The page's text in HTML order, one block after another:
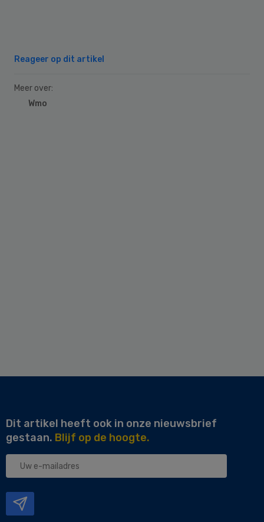
Reageer op dit artikel
Meer over:
Wmo
Dit artikel heeft ook in onze nieuwsbrief
gestaan. Blijf op de hoogte.
Uw